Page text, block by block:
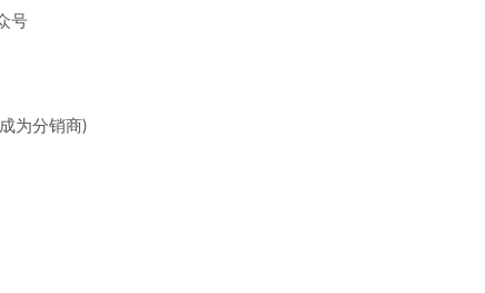
号
为分销商)